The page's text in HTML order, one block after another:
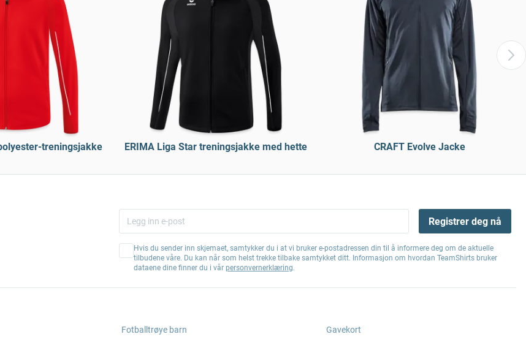
treningsjakke ERIMA Liga Star treningsjakke med hette CRAFT Evolve Jacke
Registrer deg nå
Hvis du sender inn skjemaet, samtykker du i at vi bruker e-postadressen din til å informere deg om de aktuelle
tilbudene våre. Du kan når som helst trekke tilbake samtykket ditt. Informasjon om hvordan TeamShirts bruker
dataene dine finner du i vår personvernerklæring.
Fotballtrøye barn
Gavekort